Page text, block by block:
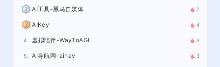
AI工具-黑马自媒体 7
AIKey 4
4. 虚拟陪伴-WayToAGI 3
5. AI导航网-ainav 3